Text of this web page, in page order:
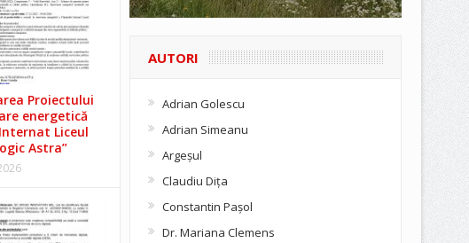
Proiectului
energetică
Liceul
Astra”
AUTORI
Adrian Golescu
Adrian Simeanu
Argeşul
Claudiu Diţa
Constantin Pașol
Dr. Mariana Clemens